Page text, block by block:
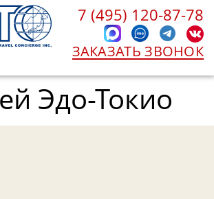
7 (495) 120-87-78
ЗАКАЗАТЬ ЗВОНОК
Эдо-Токио